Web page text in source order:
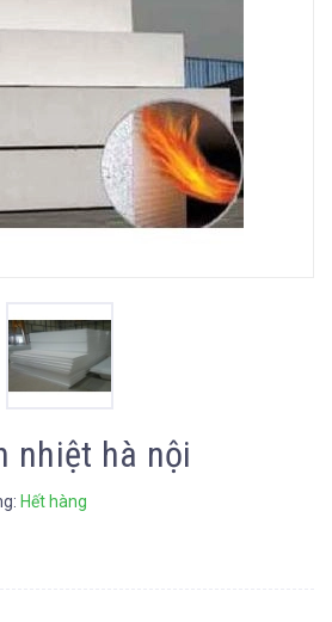
nhiệt hà nội
Hết hàng